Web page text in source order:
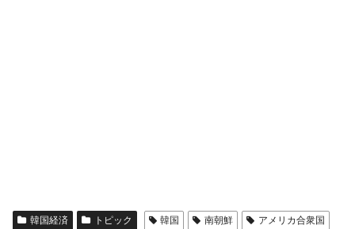
韓国経済 トピック 韓国 南朝鮮
アメリカ合衆国